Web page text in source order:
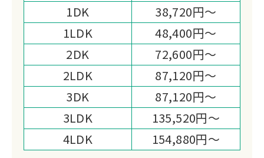
1DK
38,720円～
1LDK
48,400円～
2DK
72,600円～
2LDK
87,120円～
3DK
87,120円～
3LDK
135,520円～
4LDK
154,880円～